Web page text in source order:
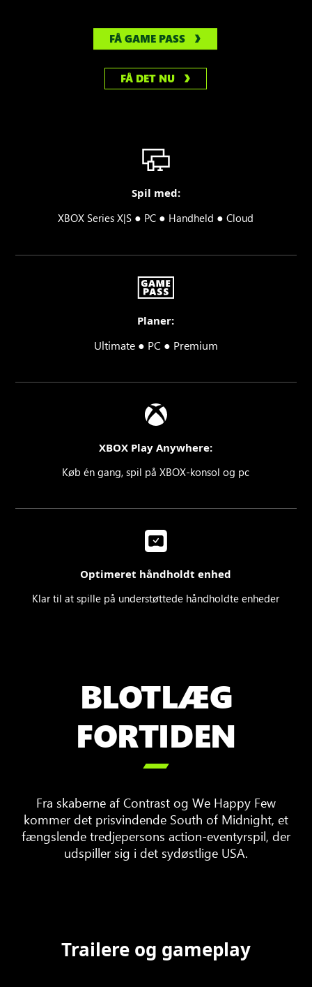
FÅ GAME PASS
FÅ DET NU
Spil med:
XBOX Series X|S ● PC ● Handheld ●Cloud
Planer:
Ultimate ● PC ● Premium
XBOX Play Anywhere:
Køb én gang, spil på XBOX-konsol og pc
Optimeret håndholdt enhed
Klar til at spille på understøttede håndholdte enheder
BLOTLÆG
FORTIDEN

Fra skaberne af Contrast og We Happy Few
kommer det prisvindende South of Midnight, et
fængslende tredjepersons action-eventyrspil, der
udspiller sig i det sydøstlige USA.
Trailere og gameplay